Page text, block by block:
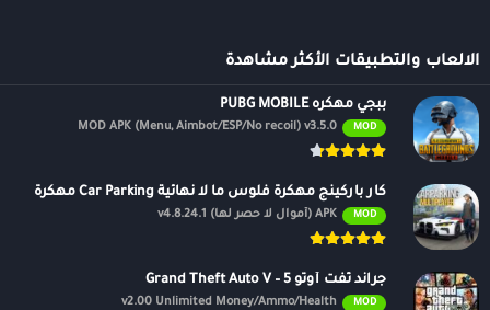
الالعاب والتطبيقات الأكثر مشاهدة
ببجي مهكره PUBG MOBILE
MOD
MOD APK (Menu, Aimbot/ESP/No recoil) v3.5.0
كار باركينج مهكرة فلوس ما لا نهائية Car Parking مهكرة
MOD APK (أموال لا حصر لها) v4.8.24.1
جراند ثفت أوتو 5 – Grand Theft Auto V
MOD
v2.00 Unlimited Money/Ammo/Health